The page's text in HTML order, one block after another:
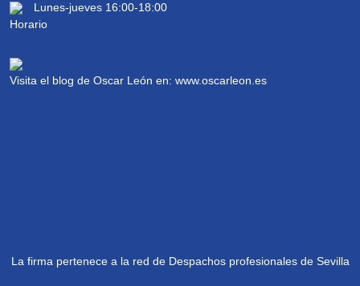
Lunes-jueves 16:00-18:00
Visita el blog de Oscar León en: www.oscarleon.es
La firma pertenece a la red de Despachos profesionales de Sevilla